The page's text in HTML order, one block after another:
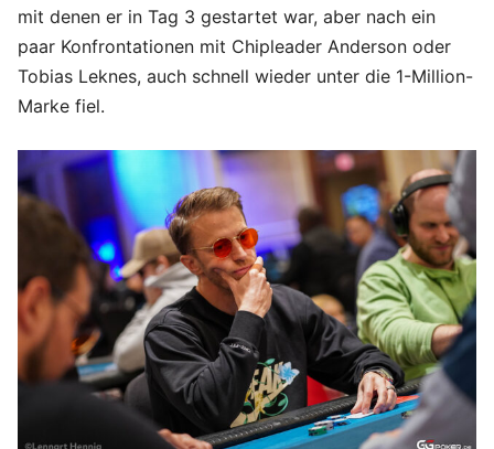
mit denen er in Tag 3 gestartet war, aber nach ein
paar Konfrontationen mit Chipleader Anderson oder
Tobias Leknes, auch schnell wieder unter die 1-Million-
Marke fiel.